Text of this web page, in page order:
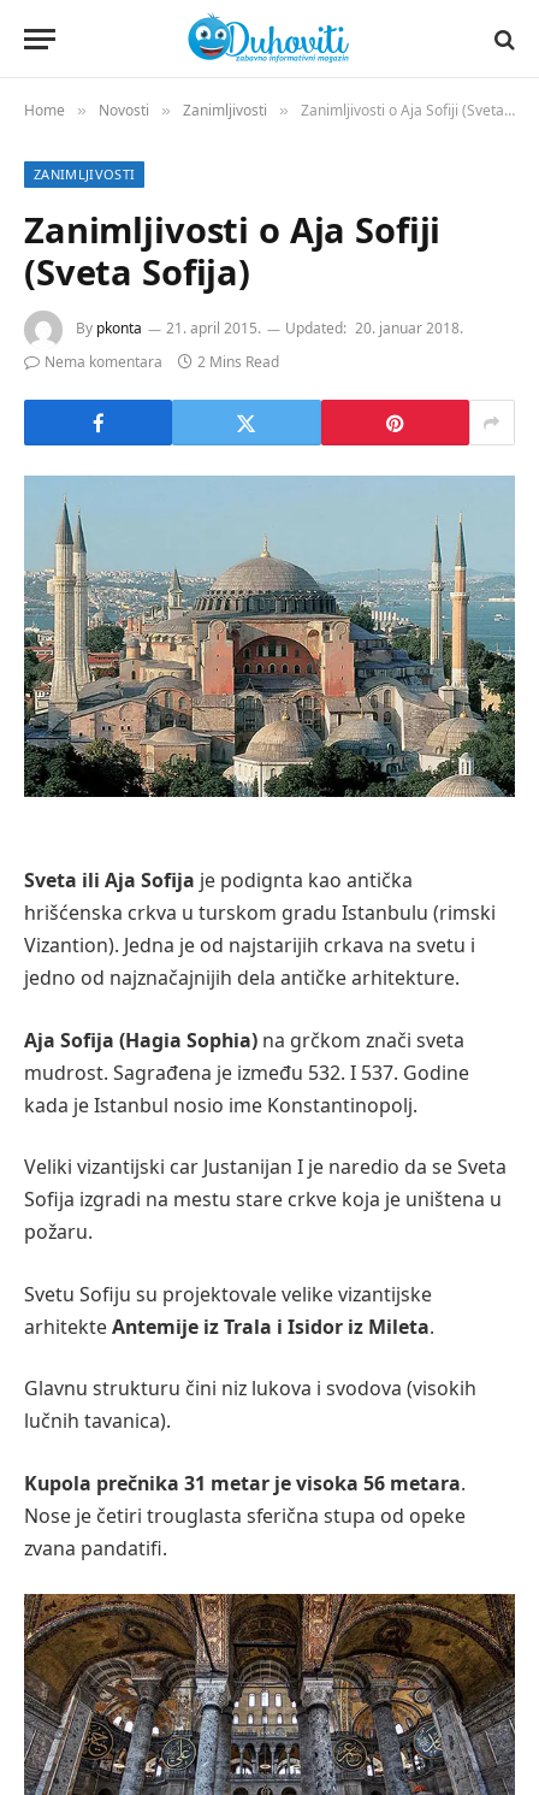
Home » Novosti » Zanimljivosti » Zanimljivosti o Aja Sofiji (Sveta Sofija)
ZANIMLJIVOSTI
Zanimljivosti o Aja Sofiji
(Sveta Sofija)
By pkonta 21. april 2015. Updated: 20. januar 2018.
Nema komentara
2 Mins Read
Sveta ili Aja Sofija je podignta kao antička
hrišćenska crkva u turskom gradu Istanbulu (rimski
Vizantion). Jedna je od najstarijih crkava na svetu i
jedno od najznačajnijih dela antičke arhitekture.
Aja Sofija (Hagia Sophia) na grčkom znači sveta
mudrost. Sagrađena je između 532. I 537. Godine
kada je Istanbul nosio ime Konstantinopolj.
Veliki vizantijski car Justanijan I je naredio da se Sveta
Sofija izgradi na mestu stare crkve koja je uništena u
požaru.
Svetu Sofiju su projektovale velike vizantijske
arhitekteAntemije iz Trala i Isidor iz Mileta.
Glavnu strukturu čini niz lukova i svodova (visokih
lučnih tavanica).
Kupola prečnika 31 metar je visoka 56 metara.
Nose je četiri trouglasta sferična stupa od opeke
zvana pandatifi.